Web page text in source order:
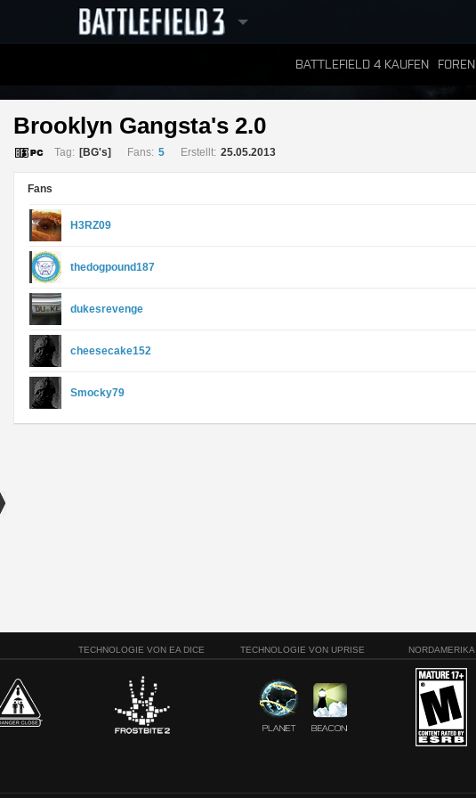
BATTLEFIELD 4 KAUFEN FOREN
RANGLISTEN
Brooklyn Gangsta's 2.0
Tag: [BG's] Fans: 5 Erstellt: 25.05.2013
Fans
H3RZ09
thedogpound187
dukesrevenge
cheesecake152
Smocky79
TECHNOLOGIE VON EA DICE TECHNOLOGIE VON UPRISE NORDAMERIKA